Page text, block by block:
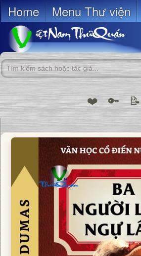
Home Menu Thư viện
❤️ 🔑 📝